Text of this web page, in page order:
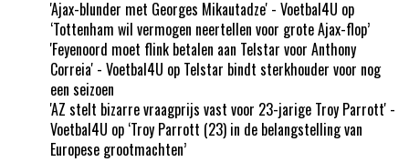
'Ajax-blunder met Georges Mikautadze' - Voetbal4U op
‘Tottenham wil vermogen neertellen voor grote Ajax-flop’
'Feyenoord moet flink betalen aan Telstar voor Anthony
Correia' - Voetbal4U op Telstar bindt sterkhouder voor nog
een seizoen
'AZ stelt bizarre vraagprijs vast voor 23-jarige Troy Parrott' -
Voetbal4U op ‘Troy Parrott (23) in de belangstelling van
Europese grootmachten’